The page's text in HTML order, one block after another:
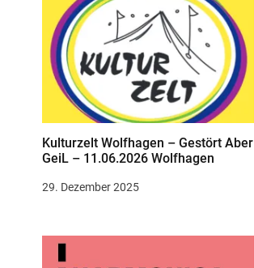
a
g
n
a
v
Kulturzelt Wolfhagen – Gestört Aber
GeiL – 11.06.2026 Wolfhagen
29. Dezember 2025